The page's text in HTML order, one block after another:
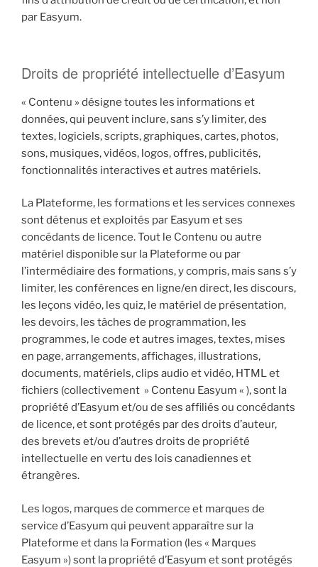
par Easyum.
Droits de propriété intellectuelle d’Easyum
« Contenu » désigne toutes les informations et
données, qui peuvent inclure, sans s’y limiter, des
textes, logiciels, scripts, graphiques, cartes, photos,
sons, musiques, vidéos, logos, offres, publicités,
fonctionnalités interactives et autres matériels.
La Plateforme, les formations et les services connexes
sont détenus et exploités par Easyum et ses
concédants de licence. Tout le Contenu ou autre
matériel disponible sur la Plateforme ou par
l’intermédiaire des formations, y compris, mais sans s’y
limiter, les conférences en ligne/en direct, les discours,
les leçons vidéo, les quiz, le matériel de présentation,
les devoirs, les tâches de programmation, les
programmes, le code et autres images, textes, mises
en page, arrangements, affichages, illustrations,
documents, matériels, clips audio et vidéo, HTML et
fichiers (collectivement » Contenu Easyum « ), sont la
propriété d’Easyum et/ou de ses affiliés ou concédants
de licence, et sont protégés par des droits d’auteur,
des brevets et/ou d’autres droits de propriété
intellectuelle en vertu des lois canadiennes et
étrangères.
Les logos, marques de commerce et marques de
service d’Easyum qui peuvent apparaître sur la
Plateforme et dans la Formation (les « Marques
Easyum ») sont la propriété d’Easyum et sont protégés